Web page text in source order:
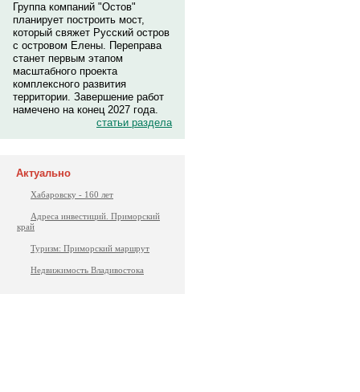
Группа компаний "Остов"
планирует построить мост,
который свяжет Русский остров
с островом Елены. Переправа
станет первым этапом
масштабного проекта
комплексного развития
территории. Завершение работ
намечено на конец 2027 года.
статьи раздела
Актуально
Хабаровску - 160 лет
Адреса инвестиций. Приморский
край
Туризм: Приморский маршрут
Недвижимость Владивостока